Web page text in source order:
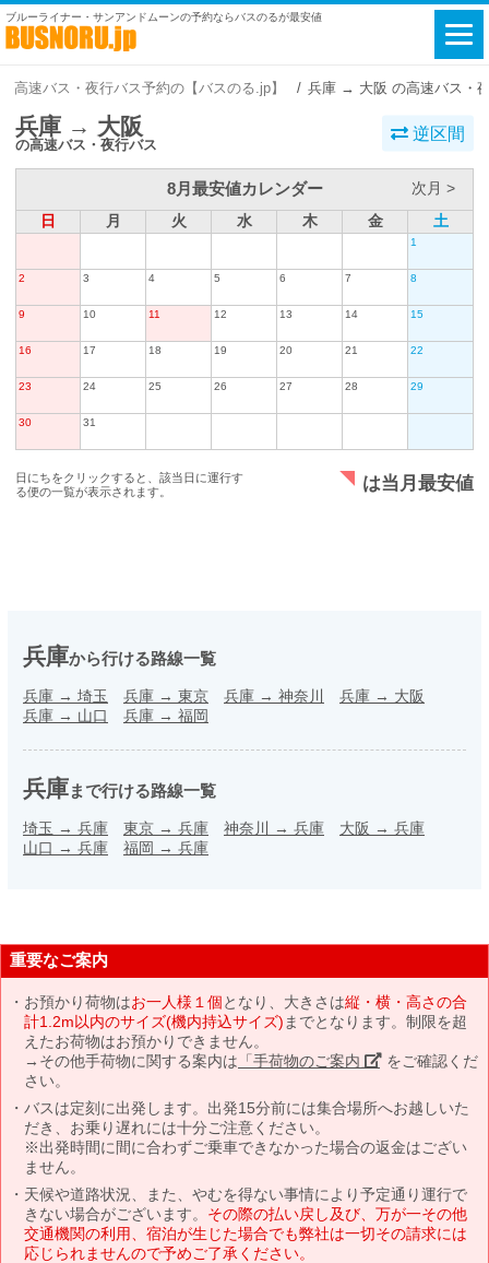
ブルーライナー・サンアンドムーンの予約ならバスのるが最安値
高速バス・夜行バス予約の【バスのる.jp】 兵庫 → 大阪 の高速バス・
兵庫 → 大阪
の高速バス・夜行バス
逆区間
8月最安値カレンダー
次月 >
日
月 火 水 木 金 土
1
2 3 4 5 6 7 8
9 10 11 12 13 14 15
16 17 18 19 20 21 22
23 24 25 26 27 28 29
30 31
日にちをクリックすると、該当日に運行す
る便の一覧が表示されます。
は当月最安値
兵庫から行ける路線一覧
兵庫 → 埼玉 兵庫 → 東京 兵庫 → 神奈川 兵庫 → 大阪
兵庫 → 山口 兵庫 → 福岡
兵庫まで行ける路線一覧
埼玉 → 兵庫 東京 → 兵庫 神奈川 → 兵庫 大阪 → 兵庫
山口 → 兵庫 福岡 → 兵庫
重要なご案内
お預かり荷物はお一人様１個となり、大きさは縦・横・高さの合
計1.2m以内のサイズ(機内持込サイズ) までとなります。制限を超
えたお荷物はお預かりできません。
→その他手荷物に関する案内は 「手荷物のご案内」 をご確認くだ
さい。
バスは定刻に出発します。出発15分前には集合場所へお越しいた
だき、お乗り遅れには十分ご注意ください。
※出発時間に間に合わずご乗車できなかった場合の返金はござい
ません。
天候や道路状況、また、やむを得ない事情により予定通り運行で
きない場合がございます。 その際の払い戻し及び、万が一その他
交通機関の利用、宿泊が生じた場合でも弊社は一切その請求には
応じられませんので予めご了承ください。